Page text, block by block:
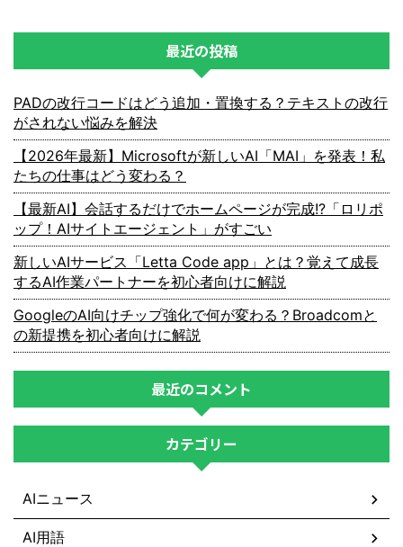
最近の投稿
PADの改行コードはどう追加・置換する？テキストの改行
がされない悩みを解決
【2026年最新】Microsoftが新しいAI「MAI」を発表！私
たちの仕事はどう変わる？
【最新AI】会話するだけでホームページが完成!?「ロリポ
ップ！AIサイトエージェント」がすごい
新しいAIサービス「Letta Code app」とは？覚えて成長
するAI作業パートナーを初心者向けに解説
GoogleのAI向けチップ強化で何が変わる？Broadcomと
の新提携を初心者向けに解説
最近のコメント
カテゴリー
AIニュース
AI用語